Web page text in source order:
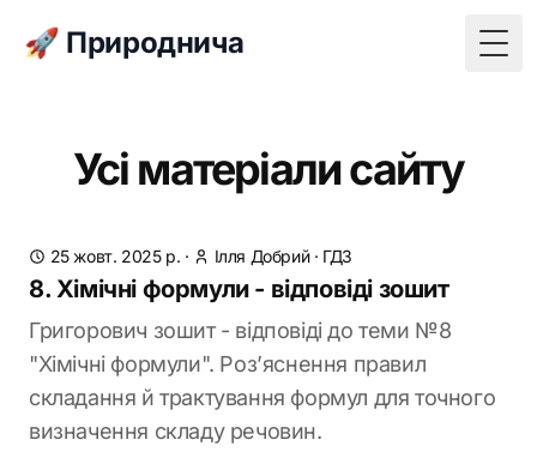
🚀 Природнича
Усі матеріали сайту
25 жовт. 2025 р. · Ілля Добрий· ГДЗ
8. Хімічні формули - відповіді зошит
Григорович зошит - відповіді до теми №8
"Хімічні формули". Роз’яснення правил
складання й трактування формул для точного
визначення складу речовин.